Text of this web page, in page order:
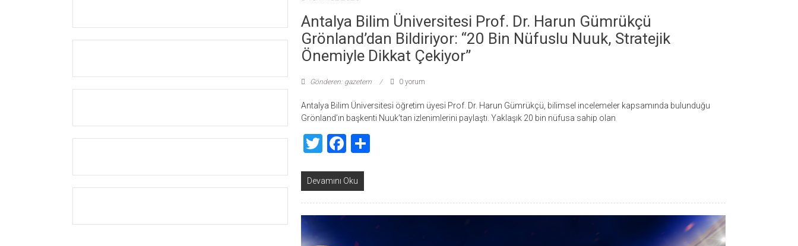
Antalya Bilim Üniversitesi Prof. Dr. Harun Gümrükçü
Grönland’dan Bildiriyor: “20 Bin Nüfuslu Nuuk, Stratejik
Önemiyle Dikkat Çekiyor”
Gönderen: gazetem 0 yorum
Antalya Bilim Üniversitesi öğretim üyesi Prof. Dr. Harun Gümrükçü, bilimsel incelemeler kapsamında bulunduğu
Grönland’ın başkenti Nuuk’tan izlenimlerini paylaştı. Yaklaşık 20 bin nüfusa sahip olan
TwitterFacebook
Devamını Oku